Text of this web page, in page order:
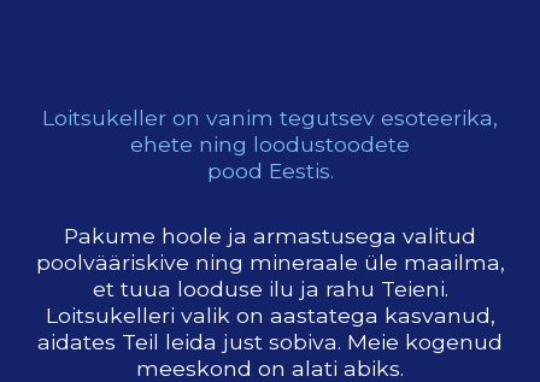
Loitsukeller on vanim tegutsev esoteerika,
ehete ning loodustoodete
pood Eestis.
Pakume hoole ja armastusega valitud
poolvääriskive ning mineraale üle maailma,
et tuua looduse ilu ja rahu Teieni.
Loitsukelleri valik on aastatega kasvanud,
aidates Teil leida just sobiva. Meie kogenud
meeskond on alati abiks.